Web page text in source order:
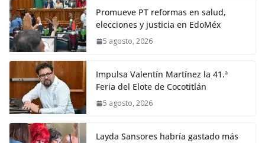
Promueve PT reformas en salud,
elecciones y justicia en EdoMéx
5 agosto, 2026
Impulsa Valentín Martínez la 41.ª
Feria del Elote de Cocotitlán
5 agosto, 2026
Layda Sansores habría gastado más